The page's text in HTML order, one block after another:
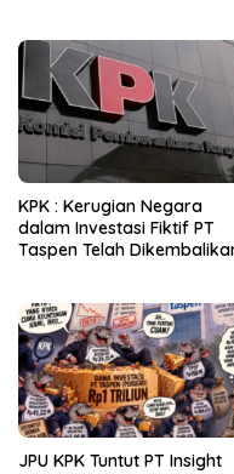
KPK : Kerugian Negara
dalam Investasi Fiktif PT
Taspen Telah
JPU KPK Tuntut PT Insight